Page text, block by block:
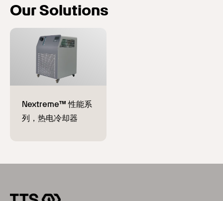
Our Solutions